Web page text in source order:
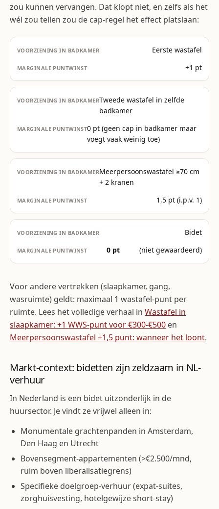
zou kunnen vervangen. Dat klopt niet, en zelfs als het
wél zou tellen zou de cap-regel het effect platslaan:
Eerste wastafel
+1 pt
Tweede wastafel in zelfde
badkamer
0 pt (geen cap in badkamer maar
voegt vaak weinig toe)
Meerpersoonswastafel ≥70 cm
+ 2 kranen
1,5 pt (i.p.v. 1)
Bidet
0 pt
(niet gewaardeerd)
Voor andere vertrekken (slaapkamer, gang,
wasruimte) geldt: maximaal 1 wastafel-punt per
ruimte. Lees het volledige verhaal in Wastafel in
slaapkamer: +1 WWS-punt voor €300-€500 en
Meerpersoonswastafel +1,5 punt: wanneer het loont.
Markt-context: bidetten zijn zeldzaam in NL-
verhuur
In Nederland is een bidet uitzonderlijk in de
huursector. Je vindt ze vrijwel alleen in:
Monumentale grachtenpanden in Amsterdam,
Den Haag en Utrecht
Bovensegment-appartementen (>€2.500/mnd,
ruim boven liberalisatiegrens)
Specifieke doelgroep-verhuur (expat-suites,
zorghuisvesting, hotelgewijze short-stay)